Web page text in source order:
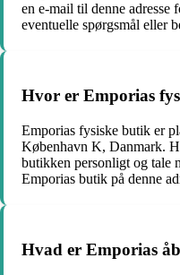
en e-mail til denne adresse
eventuelle spørgsmål eller
Hvor er Emporias
Emporias fysiske butik er
København K, Danmark.
butikken personligt og tale
Emporias butik på denne
Hvad er Emporias